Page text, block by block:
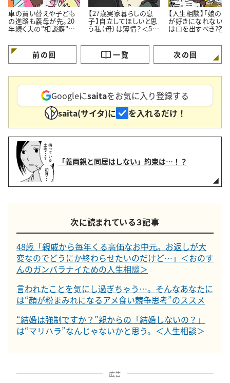
車の買い替えや子ども
の進路も義母が先。20
年続く夫の"相談癖"に
【27歳実家暮らしの息
子】自立してほしいと思
う私（母）は薄情？＜50
【人生相談】「娘の
が好きになれない…
は口を出すべき?答
前の回 一覧 次の回
Googleにsaitaをお気に入り登録する
saita(サイタ)に
を入れるだけ！
「義両親と同居はしない」約束は…！？
次に読まれている３記事
48歳「親戚から毎年くる高価なお中元。お返しが大
変なのでどうにか終わらせたいのだけど…」＜おのす
んのガンバラナイための人生相談＞
言われたことを気にし過ぎちゃう…。そんなあなたに
は“顔が粉まみれになるアメ食い競争思考”のススメ
“結婚は強制ですか？”親からの「結婚しないの？」
は“マリハラ”なんじゃないかと思う。＜人生相談＞
広告